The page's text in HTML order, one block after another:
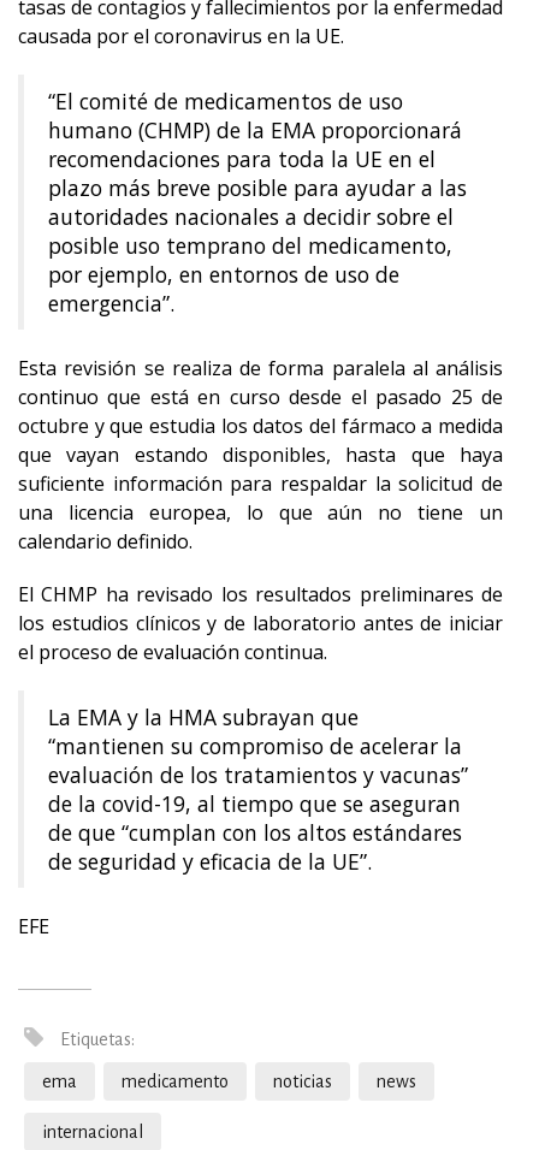
tasas de contagios y fallecimientos por la enfermedad
causada por el coronavirus en la UE.
“El comité de medicamentos de uso
humano (CHMP) de la EMA proporcionará
recomendaciones para toda la UE en el
plazo más breve posible para ayudar a las
autoridades nacionales a decidir sobre el
posible uso temprano del medicamento,
por ejemplo, en entornos de uso de
emergencia”.
Esta revisión se realiza de forma paralela al análisis
continuo que está en curso desde el pasado 25 de
octubre y que estudia los datos del fármaco a medida
que vayan estando disponibles, hasta que haya
suficiente información para respaldar la solicitud de
una licencia europea, lo que aún no tiene un
calendario definido.
El CHMP ha revisado los resultados preliminares de
los estudios clínicos y de laboratorio antes de iniciar
el proceso de evaluación continua.
La EMA y la HMA subrayan que
“mantienen su compromiso de acelerar la
evaluación de los tratamientos y vacunas”
de la covid-19, al tiempo que se aseguran
de que “cumplan con los altos estándares
de seguridad y eficacia de la UE”.
EFE
Etiquetas:
ema medicamento noticias news
internacional